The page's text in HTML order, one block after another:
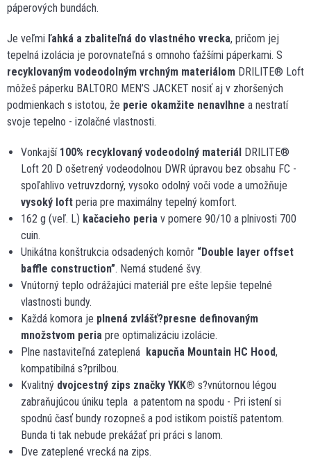
páperových bundách.
Je veľmi ľahká a zbaliteľná do vlastného vrecka, pričom jej
tepelná izolácia je porovnateľná s omnoho ťažšími páperkami. S
recyklovaným vodeodolným vrchným materiálom DRILITE® Loft
môžeš páperku BALTORO MEN’S JACKET nosiť aj v zhoršených
podmienkach s istotou, že perie okamžite nenavlhne a nestratí
svoje tepelno - izolačné vlastnosti.
Vonkajší 100% recyklovaný vodeodolný materiál DRILITE®
Loft 20 D ošetrený vodeodolnou DWR úpravou bez obsahu FC -
spoľahlivo vetruvzdorný, vysoko odolný voči vode a umožňuje
vysoký loft peria pre maximálny tepelný komfort.
162 g (veľ. L) kačacieho peria v pomere 90/10 a plnivosti 700
cuin.
Unikátna konštrukcia odsadených komôr “Double layer offset
baffle construction”. Nemá studené švy.
Vnútorný teplo odrážajúci materiál pre ešte lepšie tepelné
vlastnosti bundy.
Každá komora je plnená zvlášť?presne definovaným
množstvom peria pre optimalizáciu izolácie.
Plne nastaviteľná zateplená kapucňa Mountain HC Hood,
kompatibilná s?prilbou.
Kvalitný dvojcestný zips značky YKK® s?vnútornou légou
zabraňujúcou úniku tepla a patentom na spodu - Pri istení si
spodnú časť bundy rozopneš a pod istikom poistíš patentom.
Bunda ti tak nebude prekážať pri práci s lanom.
Dve zateplené vrecká na zips.